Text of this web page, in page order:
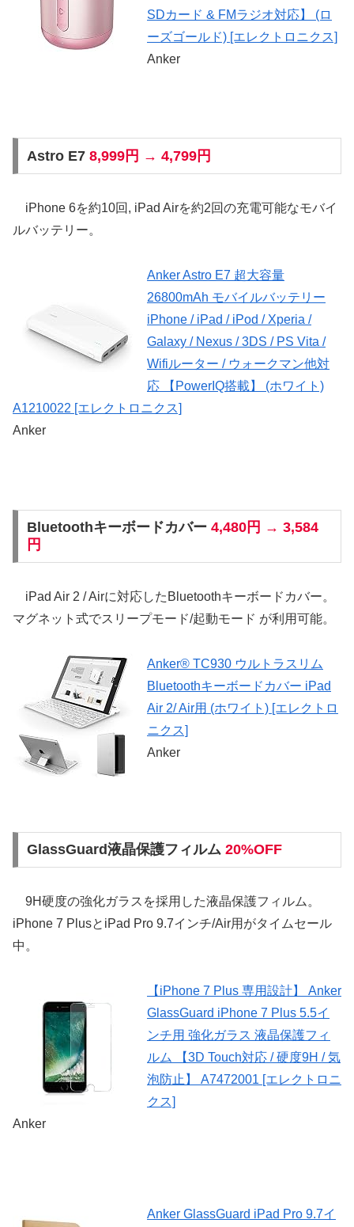
SDカード & FMラジオ対応】 (ロ
ーズゴールド) [エレクトロニクス]
Anker
Astro E7 8,999円 → 4,799円
iPhone 6を約10回, iPad Airを約2回の充電可能なモバイ
ルバッテリー。
Anker Astro E7 超大容量
26800mAh モバイルバッテリー
iPhone / iPad / iPod / Xperia /
Galaxy / Nexus / 3DS / PS Vita /
Wifiルーター / ウォークマン他対
応 【PowerIQ搭載】 (ホワイト)
A1210022 [エレクトロニクス]
Anker
Bluetoothキーボードカバー 4,480円 → 3,584
円
iPad Air 2 / Airに対応したBluetoothキーボードカバー。
マグネット式でスリープモード/起動モード が利用可能。
Anker® TC930 ウルトラスリム
Bluetoothキーボードカバー iPad
Air 2/ Air用 (ホワイト) [エレクトロ
ニクス]
Anker
GlassGuard液晶保護フィルム 20%OFF
9H硬度の強化ガラスを採用した液晶保護フィルム。
iPhone 7 PlusとiPad Pro 9.7インチ/Air用がタイムセール
中。
【iPhone 7 Plus 専用設計】 Anker
GlassGuard iPhone 7 Plus 5.5イ
ンチ用 強化ガラス 液晶保護フィ
ルム 【3D Touch対応 / 硬度9H / 気
泡防止】 A7472001 [エレクトロニ
クス]
Anker
Anker GlassGuard iPad Pro 9.7イ